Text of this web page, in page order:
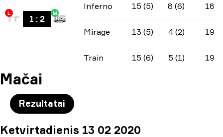
L
1 : 2
W
Inferno 15 (5) 8 (6) 18
Mirage 13 (5) 4 (2) 19
Train 15 (6) 5 (1) 19
Mačai
Rezultatai
Ketvirtadienis 13 02 2020